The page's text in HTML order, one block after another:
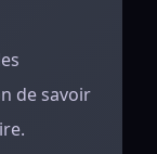
de savoir